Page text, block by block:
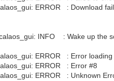
ERROR : Download
INFO : Wake up the
ERROR : Error
ERROR : Error #8
ERROR : Unknown